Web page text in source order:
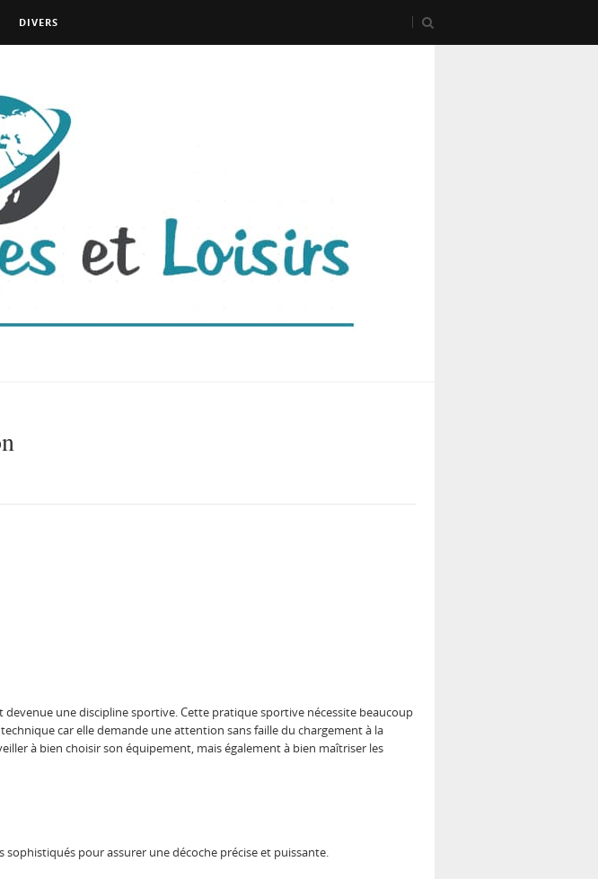
DIVERS
devenue une discipline sportive. Cette pratique sportive nécessite beaucoup
car elle demande une attention sans faille du chargement à la
à bien choisir son équipement, mais également à bien maîtriser les
pour assurer une décoche précise et puissante.